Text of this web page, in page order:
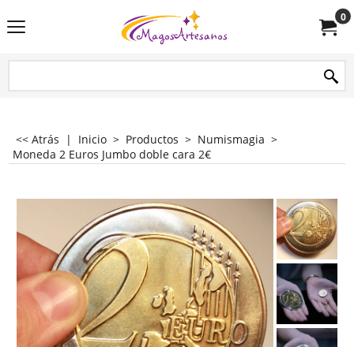
0
<< Atrás | Inicio > Productos > Numismagia >
Moneda 2 Euros Jumbo doble cara 2€